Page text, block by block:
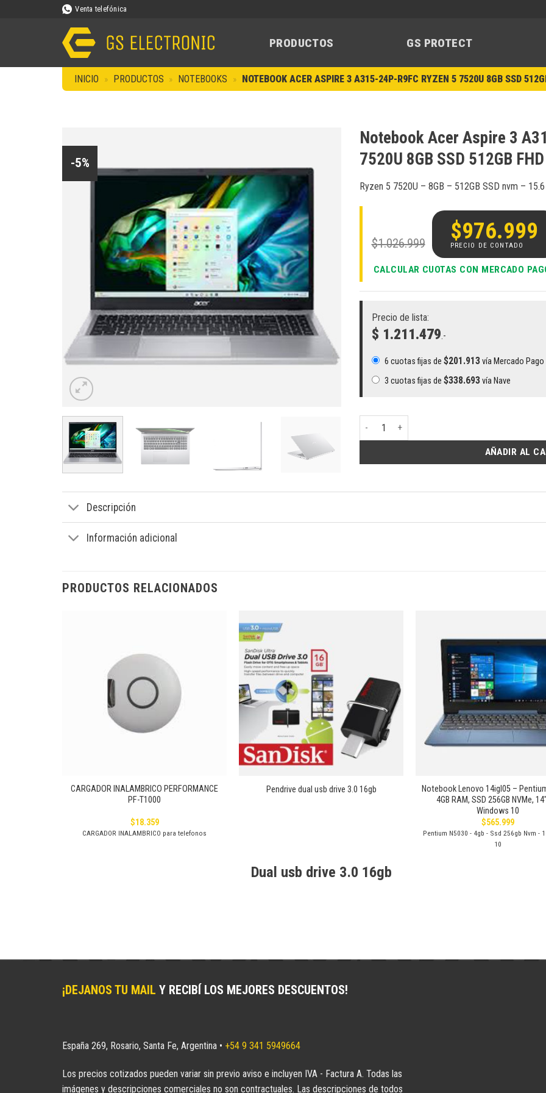
Venta telefónica
PRODUCTOS GS PROTECT
INICIO » PRODUCTOS » NOTEBOOKS » NOTEBOOK ACER ASPIRE 3 A315-24P-R9FC RYZEN 5 7520U 8GB SSD
-5%
Añadir
Notebook Acer Aspire 3
7520U 8GB SSD 512GB FHD
Ryzen 5 7520U – 8GB – 512GB SSD nvm –
$1.026.999
El
precio
original
era:
$1.026.999.
$976.999
CALCULAR CUOTAS CON MERCADO
Precio de lista:
$ 1.211.479.-
6 cuotas fijas de $201.913vía Mercado Pago
3 cuotas fijas de $338.693vía Nave
Notebook Acer Aspire 3 A315-24P-R9FC Ryzen 5
AÑADIR AL
Descripción
Información adicional
PRODUCTOS RELACIONADOS
CARGADOR INALAMBRICO PERFORMANCE
PF-T1000
$18.359
CARGADOR INALAMBRICO para telefonos
+
Pendrive dual usb drive 3.0 16gb
Dual usb drive 3.0 16gb
Notebook Lenovo 14igl05 –
4GB RAM, SSD 256GB NVMe,
Windows 10
$565.999
Pentium N5030 - 4gb - Ssd 256gb Nvm -
10
¡DEJANOS TU MAIL Y RECIBÍ LOS MEJORES DESCUENTOS!
España 269, Rosario, Santa Fe, Argentina • +54 9 341 5949664
Los precios cotizados pueden variar sin previo aviso e incluyen IVA - Factura A. Todas las
imágenes y descripciones comerciales no son contractuales. Las descripciones de todos